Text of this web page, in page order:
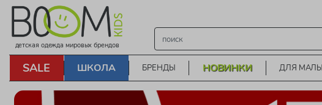
детская одежда мировых брендов
SALE ШКОЛА БРЕНДЫ НОВИНКИ ДЛЯ